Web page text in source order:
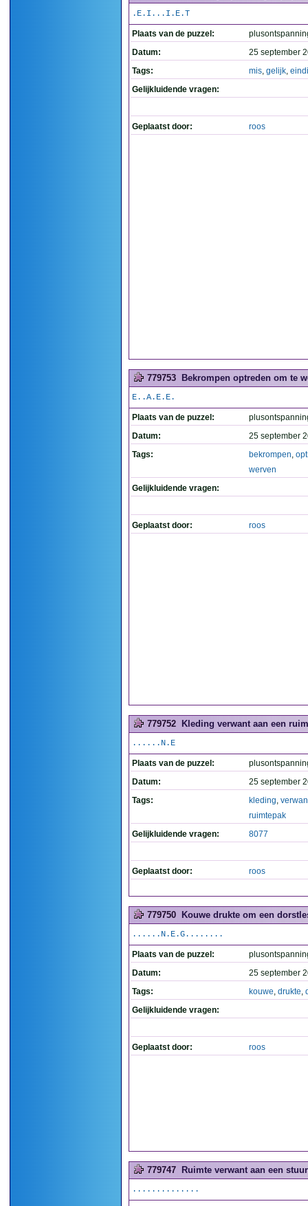
.E.I...I.E.T
Plaats van de puzzel:
Datum:
25 september
Tags:
mis, gelijk,
Gelijkluidende vragen:
Geplaatst door: roos
779753 Bekrompen optreden om te
E..A.E.E.
Plaats van de puzzel:
Datum:
25 september
Tags:
bekrompen,
werven
Gelijkluidende vragen:
Geplaatst door: roos
779752 Kleding verwant aan een
......N.E
Plaats van de puzzel:
Datum:
25 september
Tags:
kleding,
ruimtepak
Gelijkluidende vragen:
8077
Geplaatst door: roos
779750 Kouwe drukte om een
......N.E.G........
Plaats van de puzzel:
Datum:
25 september
Tags:
kouwe, drukte,
Gelijkluidende vragen:
Geplaatst door: roos
779747 Ruimte verwant aan een
..............